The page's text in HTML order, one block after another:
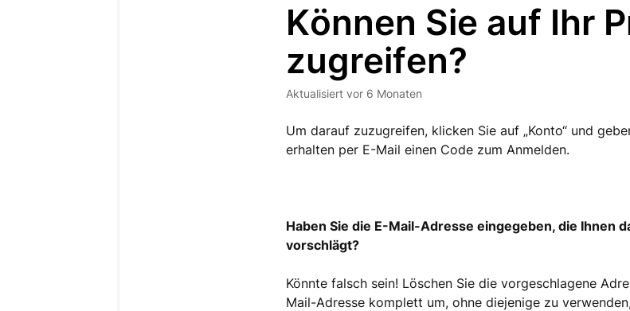
Können Sie auf Ihr
zugreifen?
Aktualisiert vor 6 Monaten
Um darauf zuzugreifen, klicken Sie auf „Konto“ und
erhalten per E-Mail einen Code zum Anmelden.
Haben Sie die E-Mail-Adresse eingegeben, die Ihnen
vorschlägt?
Könnte falsch sein! Löschen Sie die vorgeschlagene
Mail-Adresse komplett um, ohne diejenige zu